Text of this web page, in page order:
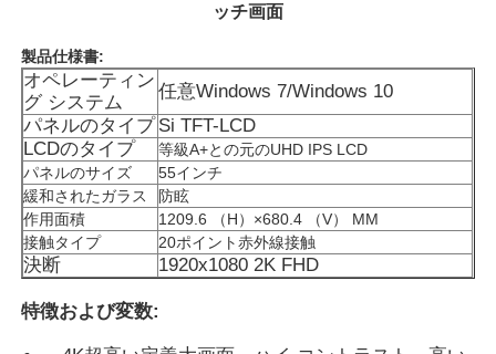
ッチ画面
製品仕様書:
オペレーティン
グ システム
任意Windows 7/Windows 10
パネルのタイプ Si TFT-LCD
LCDのタイプ
等級A+との元のUHD IPS LCD
パネルのサイズ
55インチ
緩和されたガラス
防眩
作用面積
1209.6 （H）×680.4 （V） MM
接触タイプ
20ポイント赤外線接触
決断 1920x1080 2K FHD
特徴および変数: